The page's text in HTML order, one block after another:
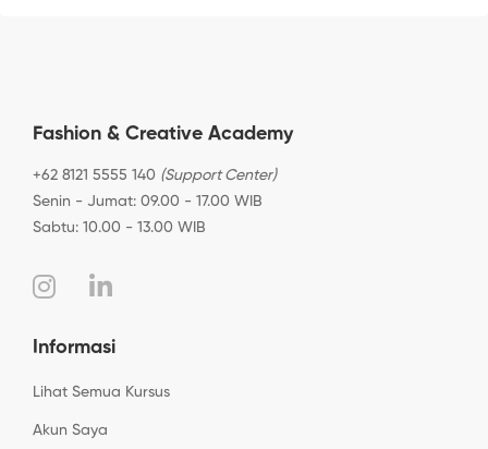
Fashion & Creative Academy
+62 8121 5555 140 (Support Center)
Senin - Jumat: 09.00 - 17.00 WIB
Sabtu: 10.00 - 13.00 WIB
Informasi
Lihat Semua Kursus
Akun Saya